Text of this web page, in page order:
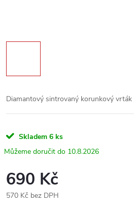
Diamantový sintrovaný korunkový vrták
Skladem 6 ks
10.8.2026
690 Kč
570 Kč bez DPH